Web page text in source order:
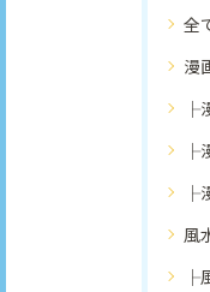
全
漫
├
├
├
風
├